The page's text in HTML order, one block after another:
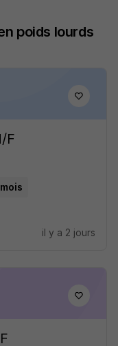
poids lourds
F
il y a 2 jours